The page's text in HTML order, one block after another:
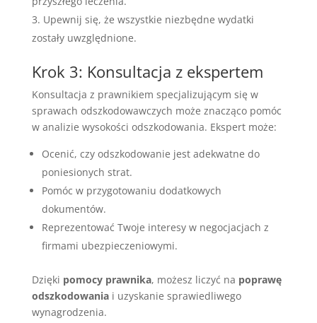
Upewnij się, że wszystkie niezbędne wydatki
zostały uwzględnione.
Krok 3: Konsultacja z ekspertem
Konsultacja z prawnikiem specjalizującym się w
sprawach odszkodowawczych może znacząco pomóc
w analizie wysokości odszkodowania. Ekspert może:
Ocenić, czy odszkodowanie jest adekwatne do
poniesionych strat.
Pomóc w przygotowaniu dodatkowych
dokumentów.
Reprezentować Twoje interesy w negocjacjach z
firmami ubezpieczeniowymi.
Dzięki pomocy prawnika, możesz liczyć na poprawę
odszkodowaniai uzyskanie sprawiedliwego
wynagrodzenia.